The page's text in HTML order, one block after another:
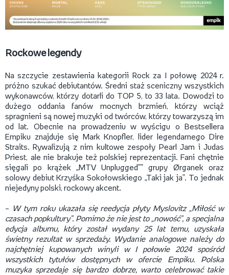
Rockowe legendy
Na szczycie zestawienia kategorii Rock za I połowę 2024 r.
próżno szukać debiutantów. Średni staż sceniczny wszystkich
wykonawców, którzy dotarli do TOP 5, to 33 lata. Dowodzi to
dużego oddania fanów mocnych brzmień, którzy wciąż
spragnieni są nowej muzyki od twórców, którzy towarzyszą im
od lat. Obecnie na prowadzeniu w wyścigu o Bestsellera
Empiku znajduje się Mark Knopfler, lider legendarnego Dire
Straits. Rywalizują z nim kultowe zespoły Pearl Jam i Judas
Priest, ale nie brakuje też polskiej reprezentacji. Fani chętnie
sięgali po krążek „MTV Unplugged”” grupy Ørganek oraz
solowy debiut Krzyśka Sokołowskiego „Taki jak ja”. To jednak
niejedyny polski, rockowy akcent.
–
W tym roku ukazała się reedycja płyty Myslovitz „Miłość w
czasach popkultury”. Pomimo że nie jest to „nowość”, a specjalna
edycja albumu, który został wydany 25 lat temu, uzyskała
świetny rezultat w sprzedaży. Wydanie analogowe należy do
najchętniej kupowanych winyli w I połowie 2024 spośród
wszystkich tytułów dostępnych w ofercie Empiku. Polska
muzyka sprzedaje się bardzo dobrze, warto celebrować takie